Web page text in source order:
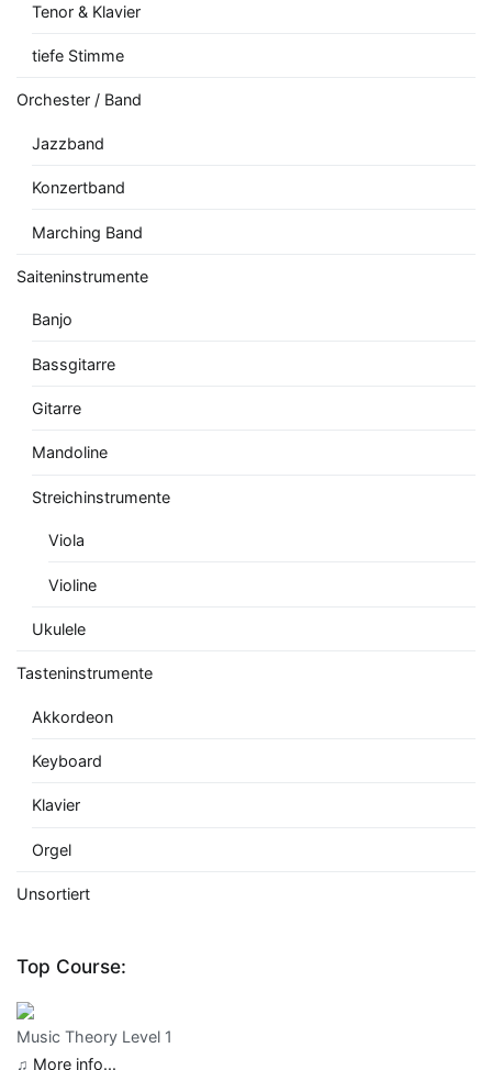
Tenor & Klavier
tiefe Stimme
Orchester / Band
Jazzband
Konzertband
Marching Band
Saiteninstrumente
Banjo
Bassgitarre
Gitarre
Mandoline
Streichinstrumente
Viola
Violine
Ukulele
Tasteninstrumente
Akkordeon
Keyboard
Klavier
Orgel
Unsortiert
Top Course:
Music Theory Level 1
♫ More info...